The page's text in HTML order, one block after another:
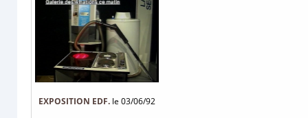
EXPOSITION EDF. le 03/06/92